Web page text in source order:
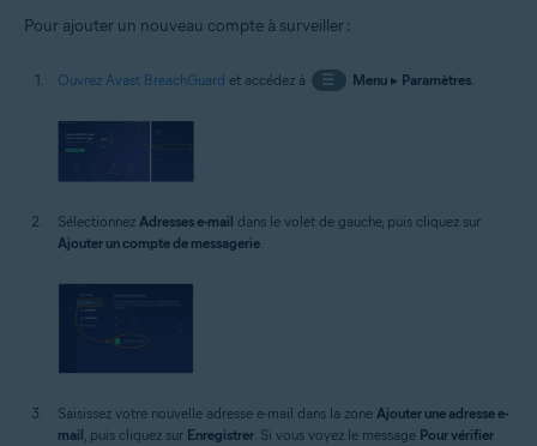
Pour ajouter un nouveau compte à surveiller :
Ouvrez Avast BreachGuard et accédez à ☰ Menu▸ Paramètres.
Sélectionnez Adresses e-mail dans le volet de gauche, puis cliquez sur
Ajouter un compte de messagerie.
Saisissez votre nouvelle adresse e-mail dans la zone Ajouter une adresse e-
mail, puis cliquez sur Enregistrer. Si vous voyez le message Pour vérifier